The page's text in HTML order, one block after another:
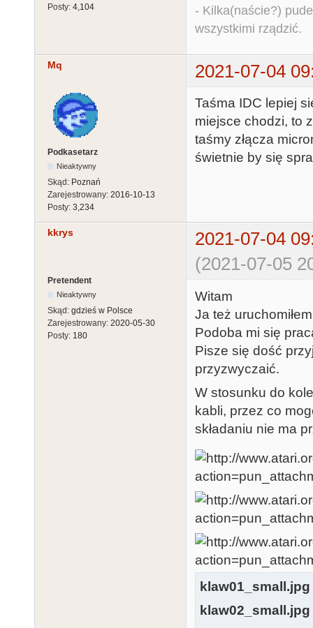
Posty: 4,104
- Kilka(naście?)
wszystkimi rządzić.
Mq 2021-07-04
Podkasetarz
Nieaktywny
Skąd: Poznań
Zarejestrowany: 2016-10-13
Posty: 3,234
Taśma IDC lepiej
miejsce chodzi, to
taśmy złącza
świetnie by się
kkrys
2021-07-04
(2021-07-05
Pretendent
Nieaktywny
Skąd: gdzieś w Polsce
Zarejestrowany: 2020-05-30
Posty: 180
Witam
Ja też
Podoba mi się
Pisze się dość
przyzwyczaić.
W stosunku do
kabli, przez co
składaniu nie ma
klaw01_small.jpg
klaw02_small.jpg